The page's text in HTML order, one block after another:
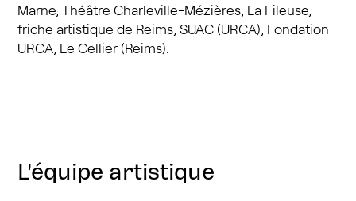
Marne, Théâtre Charleville-Mézières, La Fileuse,
friche artistique de Reims, SUAC (URCA), Fondation
URCA, Le Cellier (Reims).
L'équipe artistique